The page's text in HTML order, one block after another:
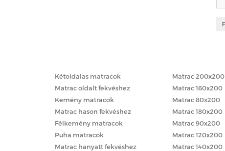
Kétoldalas matracok
Matrac oldalt fekvéshez
Kemény matracok
Matrac hason fekvéshez
Félkemény matracok
Puha matracok
Matrac hanyatt fekvéshez
Matrac 200x200
Matrac 160x200
Matrac 80x200
Matrac 180x200
Matrac 90x200
Matrac 120x200
Matrac 140x200